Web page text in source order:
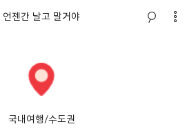
언젠간 날고 말거야
국내여행/수도권